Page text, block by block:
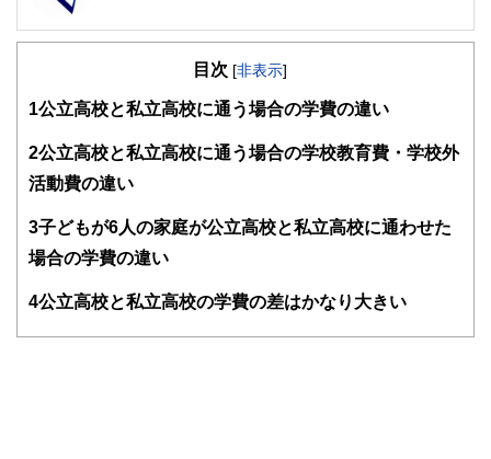
FinancialField編集部は、金融、経済に関する記事を、日々
知識がない方でも理解できるようわかりやすく発信していま
得者を中心に「お金や暮らし」に関する書籍・雑誌の編集経
験者で構成され、企画立案から記事掲載まですべての工程に
関わることで、読者目線のコンテンツを追求しています。
FinancialFieldの特徴は、ファイナンシャルプランナー、弁
ドバイザー、DCプランナー、公認会計士、社会保険労務
ど150名以上の有資格者を執筆者・監修者として迎え、むず
をわかりやすく発信している点です。
目次 [非表示]
1 公立高校と私立高校に通う場合の学費の違い
2公立高校と私立高校に通う場合の学校教育費・学校外
活動費の違い
3子どもが6人の家庭が公立高校と私立高校に通わせた
場合の学費の違い
4公立高校と私立高校の学費の差はかなり大きい